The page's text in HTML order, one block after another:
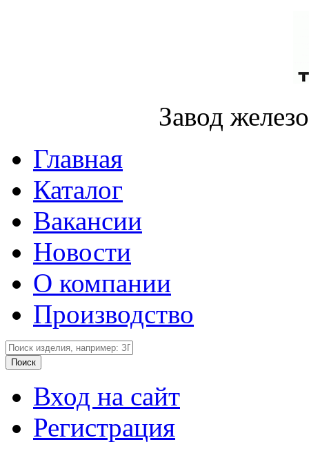
Завод
Главная
Каталог
Вакансии
Новости
О компании
Производство
Вход на сайт
Регистрация